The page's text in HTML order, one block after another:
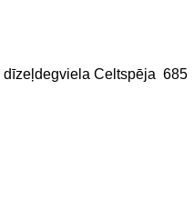
dīzeļdegviela Celtspēja 685